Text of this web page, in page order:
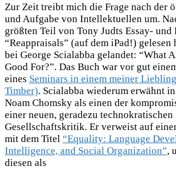
Zur Zeit treibt mich die Frage nach der
und Aufgabe von Intellektuellen um.
größten Teil von Tony Judts Essay- und
“Reappraisals” (auf dem iPad!)
bei George Scialabba gelandet: “What
Good For?”. Das Buch war vor gut
eines Seminars in einem meiner
Timber). Scialabba wiederum erwähnt
Noam Chomsky als einen der
einer neuen, geradezu
Gesellschaftskritik. Er verweist auf
mit dem Titel “Equality: Language
Intelligence, and Social Organization”,
diesen als